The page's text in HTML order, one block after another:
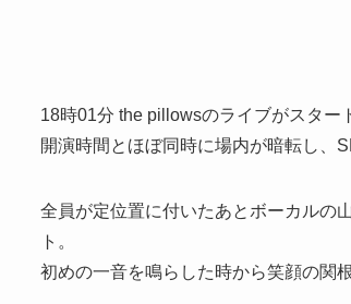
18時01分 the pillowsのライブがスター
開演時間とほぼ同時に場内が暗転し、
全員が定位置に付いたあとボーカルの
ト。
初めの一音を鳴らした時から笑顔の関根